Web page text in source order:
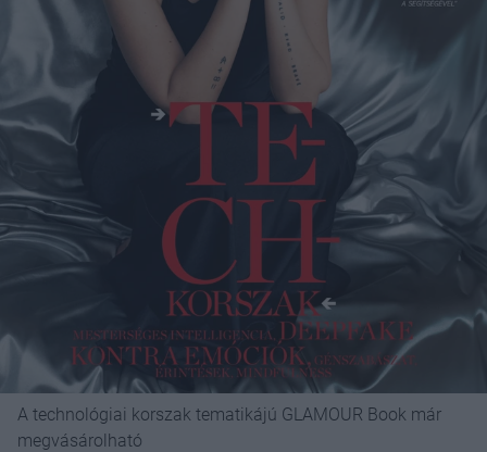
A technológiai korszak tematikájú GLAMOUR Book már
megvásárolható